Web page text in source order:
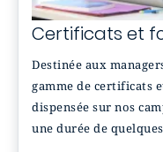
Certificats et
Destinée aux
gamme de certificats
dispensée sur nos
une durée de